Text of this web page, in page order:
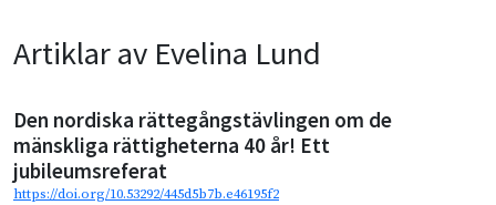
Artiklar av Evelina Lund
Den nordiska rättegångstävlingen om de
mänskliga rättigheterna 40 år! Ett
jubileumsreferat
https://doi.org/10.53292/445d5b7b.e46195f2